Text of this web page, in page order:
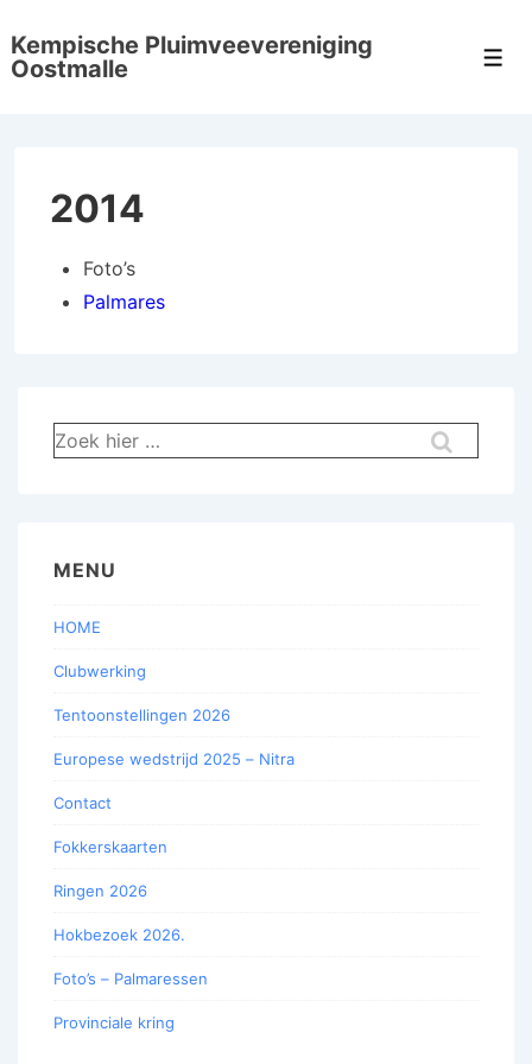
Doorgaan
naar
Kempische Pluimveevereniging
Oostmalle
2014
Foto’s
Palmares
Zoek
naar:
MENU
HOME
Clubwerking
Tentoonstellingen 2026
Europese wedstrijd 2025 – Nitra
Contact
Fokkerskaarten
Ringen 2026
Hokbezoek 2026.
Foto’s – Palmaressen
Provinciale kring